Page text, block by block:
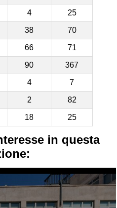
4 25
38 70
66 71
90 367
4 7
2 82
18 25
in questa